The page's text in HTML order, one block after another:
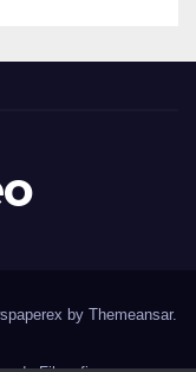
by Themeansar.